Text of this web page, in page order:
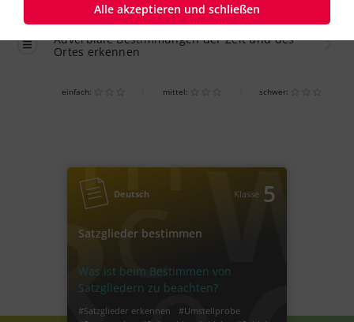
einfach
Adverbiale Bestimmungen der Zeit und des
Ortes erkennen
einfach: mittel: schwer:
Deutsch Klasse 5
Satzglieder bestimmen
Was ist beim Bestimmen von
Satzgliedern zu beachten?
#Satzglieder erkennen
#Umstellprobe
Alle akzeptieren und schließen